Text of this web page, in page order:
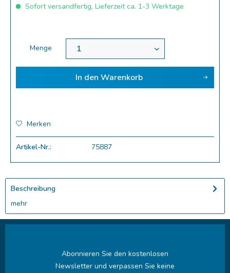
Sofort versandfertig, Lieferzeit ca. 1-3 Werktage
Menge
In den Warenkorb
Merken
Artikel-Nr.: 75887
Beschreibung
mehr
Abonnieren Sie den kostenlosen
Newsletter und verpassen Sie keine